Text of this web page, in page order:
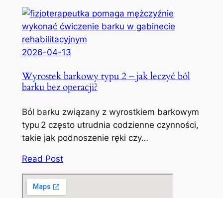
2026-04-13
Wyrostek barkowy typu 2 – jak leczyć ból
barku bez operacji?
Ból barku związany z wyrostkiem barkowym
typu 2 często utrudnia codzienne czynności,
takie jak podnoszenie ręki czy…
Read Post